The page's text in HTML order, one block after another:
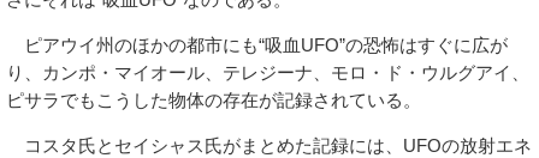
ピアウイ州のほかの都市にも“吸血UFO”の恐怖はすぐに広が
り、カンポ・マイオール、テレジーナ、モロ・ド・ウルグアイ、
ピサラでもこうした物体の存在が記録されている。
コスタ氏とセイシャス氏がまとめた記録には、UFOの放射エネ